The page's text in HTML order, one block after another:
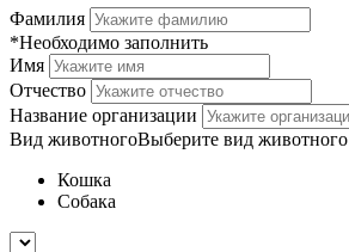
Фамилия
*Необходимо заполнить
Имя
Отчество
Название организации
Вид животногоВыберите вид животного
Кошка
Собака